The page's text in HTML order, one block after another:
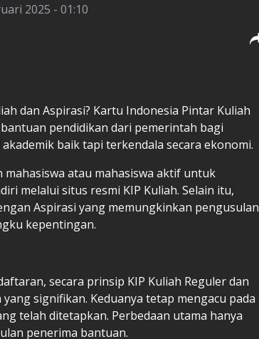
2025 - 01:10
dan Aspirasi? Kartu Indonesia Pintar Kuliah
pendidikan dari pemerintah bagi
baik tapi terkendala secara ekonomi.
atau mahasiswa aktif untuk
melalui situs resmi KIP Kuliah. Selain itu,
Aspirasi yang memungkinkan pengusulan
kepentingan.
secara prinsip KIP Kuliah Reguler dan
signifikan. Keduanya tetap mengacu pada
telah ditetapkan. Perbedaan utama hanya
penerima bantuan.